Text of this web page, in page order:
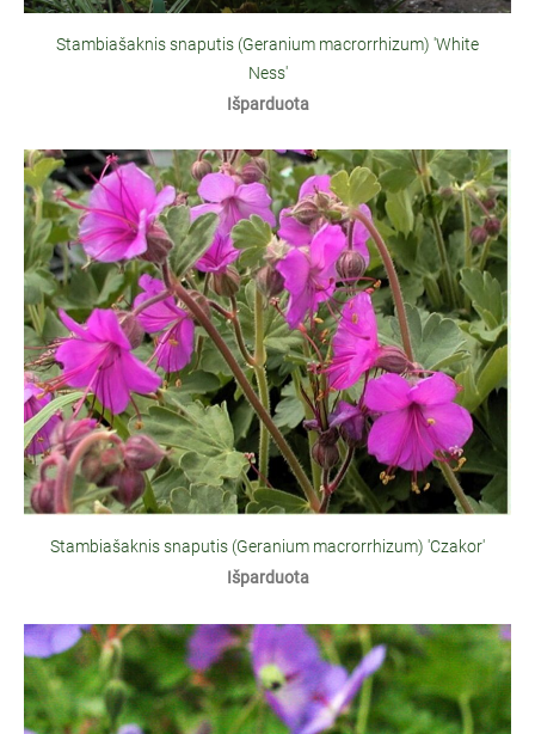
Stambiašaknis snaputis (Geranium macrorrhizum) 'White
Ness'
Išparduota
Stambiašaknis snaputis (Geranium macrorrhizum) 'Czakor'
Išparduota